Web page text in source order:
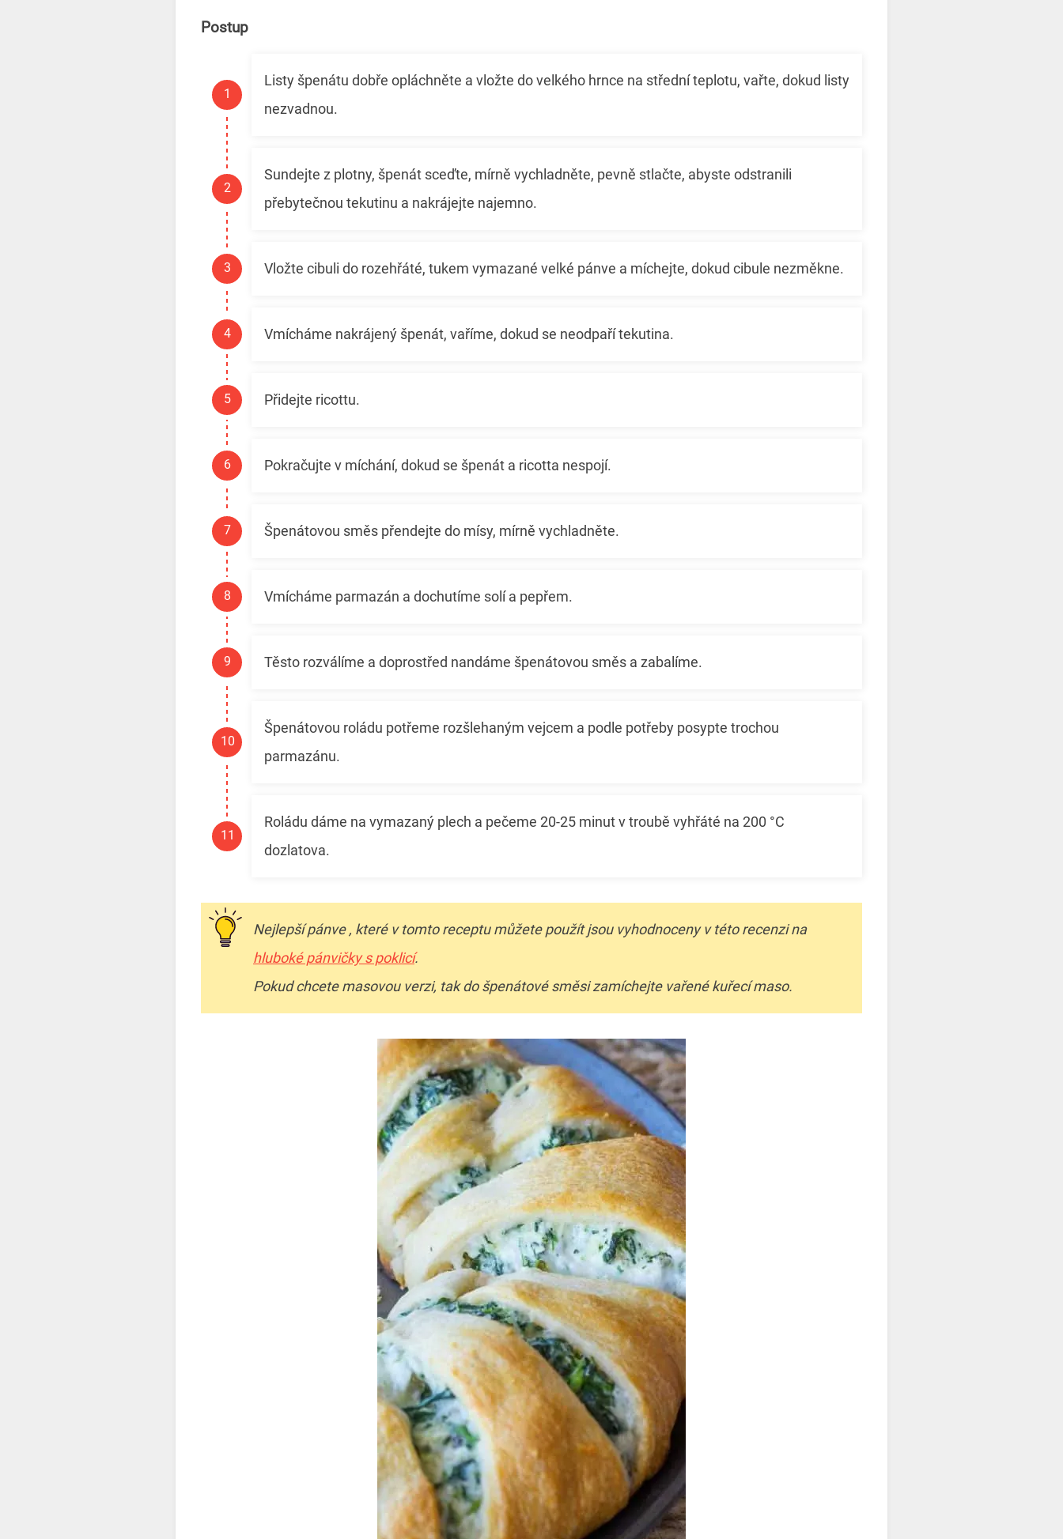
Postup
Listy špenátu dobře opláchněte a vložte do velkého hrnce na střední teplotu, vařte, dokud listy
nezvadnou.
Sundejte z plotny, špenát sceďte, mírně vychladněte, pevně stlačte, abyste odstranili
přebytečnou tekutinu a nakrájejte najemno.
Vložte cibuli do rozehřáté, tukem vymazané velké pánve a míchejte, dokud cibule nezměkne.
Vmícháme nakrájený špenát, vaříme, dokud se neodpaří tekutina.
Přidejte ricottu.
Pokračujte v míchání, dokud se špenát a ricotta nespojí.
Špenátovou směs přendejte do mísy, mírně vychladněte.
Vmícháme parmazán a dochutíme solí a pepřem.
Těsto rozválíme a doprostřed nandáme špenátovou směs a zabalíme.
Špenátovou roládu potřeme rozšlehaným vejcem a podle potřeby posypte trochou
parmazánu.
Roládu dáme na vymazaný plech a pečeme 20-25 minut v troubě vyhřáté na 200 °C
dozlatova.
Nejlepší pánve , které v tomto receptu můžete použít jsou vyhodnoceny v této recenzi na
hluboké pánvičky s poklicí.
Pokud chcete masovou verzi, tak do špenátové směsi zamíchejte vařené kuřecí maso.